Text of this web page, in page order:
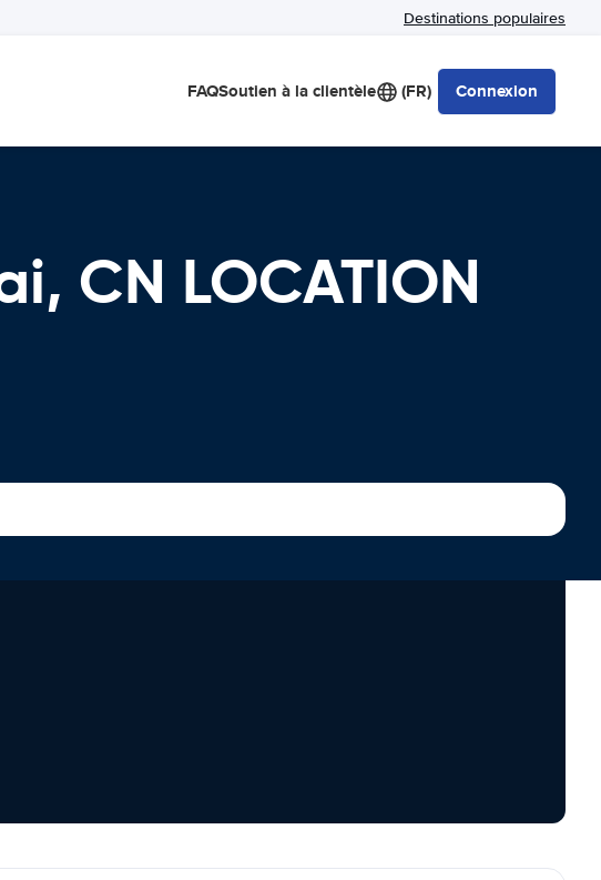
Destinations populaires
FAQSoutien à la clientèle (FR) Connexion
CN LOCATION